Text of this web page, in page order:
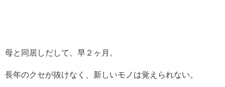
母と同居しだして、早２ヶ月。
長年のクセが抜けなく、新しいモノは覚えられない。